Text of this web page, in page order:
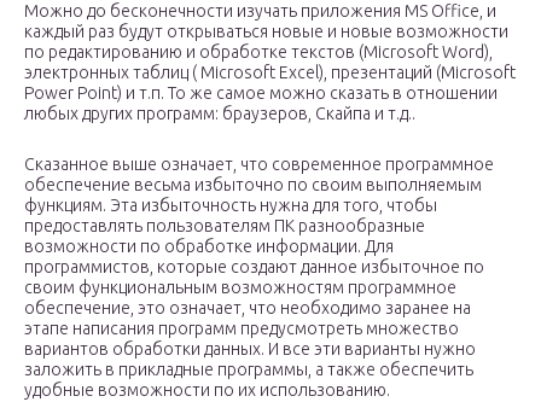
Можно до бесконечности изучать приложения MS Office, и
каждый раз будут открываться новые и новые возможности
по редактированию и обработке текстов (Microsoft Word),
электронных таблиц ( Microsoft Excel), презентаций (Microsoft
Power Point) и т.п. То же самое можно сказать в отношении
любых других программ: браузеров, Скайпа и т.д..
Сказанное выше означает, что современное программное
обеспечение весьма избыточно по своим выполняемым
функциям. Эта избыточность нужна для того, чтобы
предоставлять пользователям ПК разнообразные
возможности по обработке информации. Для
программистов, которые создают данное избыточное по
своим функциональным возможностям программное
обеспечение, это означает, что необходимо заранее на
этапе написания программ предусмотреть множество
вариантов обработки данных. И все эти варианты нужно
заложить в прикладные программы, а также обеспечить
удобные возможности по их использованию.